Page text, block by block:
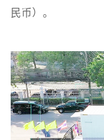
民币）。